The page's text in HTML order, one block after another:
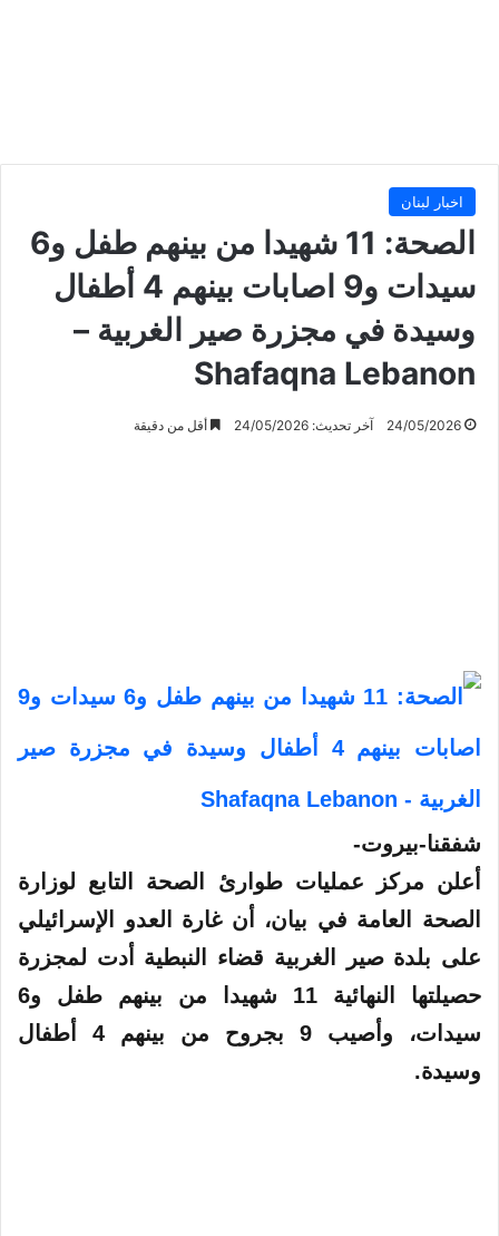
اخبار لبنان
الصحة: 11 شهيدا من بينهم طفل و6
سيدات و9 اصابات بينهم 4 أطفال
وسيدة في مجزرة صير الغربية –
Shafaqna Lebanon
24/05/2026 آخر تحديث: 24/05/2026 أقل من دقيقة
شفقنا-بيروت-
أعلن مركز عمليات طوارئ الصحة التابع لوزارة
الصحة العامة في بيان، أن ​غارة العدو الإسرائيلي​
على بلدة ​صير الغربية​ قضاء ​النبطية​ أدت لمجزرة
حصيلتها النهائية 11 شهيدا من بينهم طفل و6
سيدات، وأصيب 9 بجروح من بينهم 4 أطفال
وسيدة.